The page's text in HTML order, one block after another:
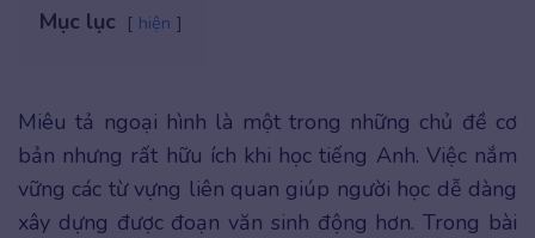
Mục lục hiện
Miêu tả ngoại hình là một trong những chủ đề cơ
bản nhưng rất hữu ích khi học tiếng Anh. Việc nắm
vững các từ vựng liên quan giúp người học dễ dàng
xây dựng được đoạn văn sinh động hơn. Trong bài